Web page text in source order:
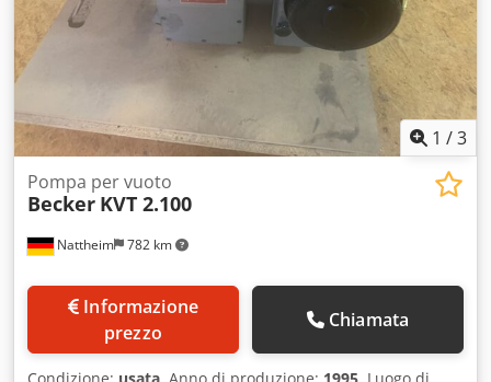
1 /3
Nattheim 782 km
Pompa per vuoto
Becker KVT 2.100
prezzo
Chiamata